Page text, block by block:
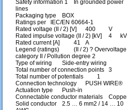
Safety information 1  	In grounded power
lines
Packaging type  	BOX
Ratings per  	IEC/EN 60664-1
Rated voltage (II / 2) [V]  	400  	V
Rated impulse voltage (II / 2) [kV]  	4  	kV
Rated current [A]  	41  	A
Legend (ratings)  	(II / 2) ? Overvoltage
category II / Pollution degree 2
Type of wiring  	Side-entry wiring
Total number of connection points  	3
Total number of potentials  	1
Connection technology  	PUSH WIRE®
Actuation type  	Push-in
Connectable conductor materials  	Copper
Solid conductor  	2.5 … 6 mm2 / 14 … 10